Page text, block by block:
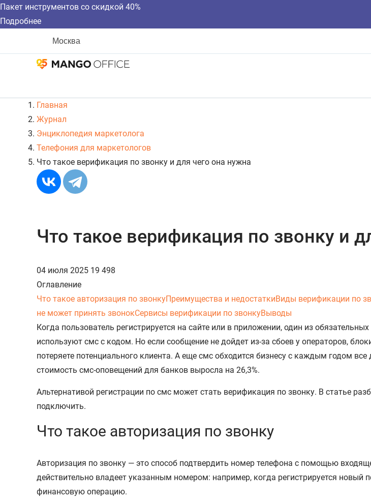
Пакет инструментов со скидкой 40%
Подробнее
Москва
Главная
Журнал
Энциклопедия маркетолога
Телефония для маркетологов
Что такое верификация по звонку и для чего она нужна
Что такое верификация по звонку и
04 июля 2025 19 498
Оглавление
Что такое авторизация по звонкуПреимущества и недостаткиВиды верификации по
не может принять звонокСервисы верификации по звонкуВыводы
Когда пользователь регистрируется на сайте или в приложении, один из
используют смс с кодом. Но если сообщение не дойдет из-за сбоев у операторов,
потеряете потенциального клиента. А еще смс обходится бизнесу с каждым годом
стоимость смс-оповещений для банков выросла на 26,3%.
Альтернативой регистрации по смс может стать верификация по звонку. В статье
подключить.
Что такое авторизация по звонку
Авторизация по звонку — это способ подтвердить номер телефона с помощью
действительно владеет указанным номером: например, когда регистрируется новый
финансовую операцию.